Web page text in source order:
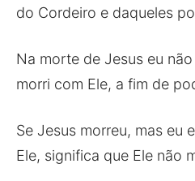
do Cordeiro e daqueles
Na morte de Jesus eu
morri com Ele, a fim de
Se Jesus morreu, mas eu
Ele, significa que Ele não